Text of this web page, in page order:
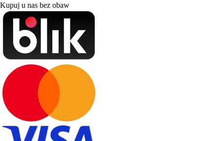
Kupuj u nas bez obaw